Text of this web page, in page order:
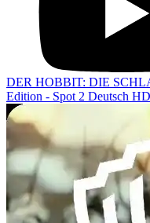
DER HOBBIT: DIE
Edition - Spot 2 Deutsch